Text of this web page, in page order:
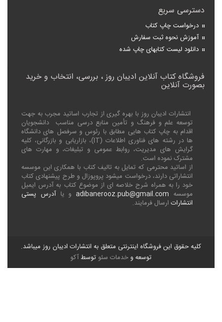
دسترسی سریع
درخواست چاپ کتاب
آموزش نحوه ثبت سفارش
دانلود لیست کتابهای چاپ شده
فروشگاه کتاب آنلاین ادیبان روز ، بررسی، انتخاب و خرید
بصورت آنلاین
انتشارات ادیبان روز با بهره گیری از تجارب اساتید مجرب به جهت
توسعه علم و فرهنگ و تأمین منابع درسی مناسب دانشجویان
اقدام به چاپ کتاب هایی مطابق با رئوس و سرفصل های دانشگاه
ها در رشته های فناوری اطلاعات (IT)، بازاریابی و بازرگانی، کلیه
گرایش های مدیریت، روابط عمومی و تبلیغات، و مهارت های
مشترک نموده است.
از اساتید محترمی که تمایل به تالیف کتاب با همکاری این موسسه
انتشاراتی دارند، درخواست میشود پروپوزال و طرح پیشنهادی کتاب
خود را به همراه شرح خلاصه ای از موضوع کتاب به آدرس ایمیل
موسسهadibanerooz.pub@gmail.comو یاآدرس پستی
انتشاراتارسال فرمایند.
کلیه حقوق این فروشگاه اینترنتی متعلق به انتشارات ادیبان روز میباشد.
توسعه وخدمات سئوتوسطآکو